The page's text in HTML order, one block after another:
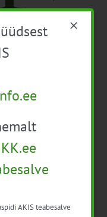
2024
AKIS teabesalve